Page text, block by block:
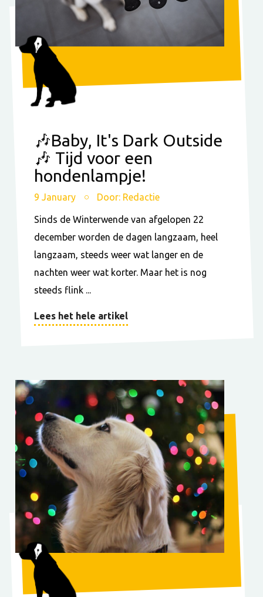
🎶Baby, It's Dark Outside
🎶 Tijd voor een
hondenlampje!
9 January Door: Redactie
Sinds de Winterwende van afgelopen 22
december worden de dagen langzaam, heel
langzaam, steeds weer wat langer en de
nachten weer wat korter. Maar het is nog
steeds flink ...
Lees het hele artikel